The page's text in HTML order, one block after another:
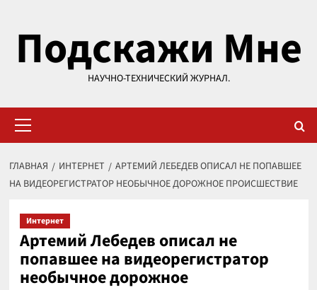
содержимому
Подскажи Мне
НАУЧНО-ТЕХНИЧЕСКИЙ ЖУРНАЛ.
меню
ГЛАВНАЯ ИНТЕРНЕТ
АРТЕМИЙ ЛЕБЕДЕВ ОПИСАЛ НЕ ПОПАВШЕЕ
НА ВИДЕОРЕГИСТРАТОР НЕОБЫЧНОЕ ДОРОЖНОЕ ПРОИСШЕСТВИЕ
Интернет
Артемий Лебедев описал не
попавшее на видеорегистратор
необычное дорожное